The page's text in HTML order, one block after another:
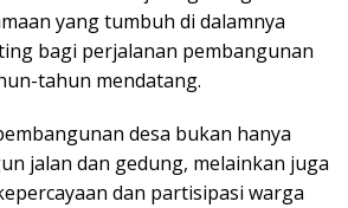
yang tumbuh di dalamnya
bagi perjalanan pembangunan
tahun mendatang.
desa bukan hanya
jalan dan gedung, melainkan juga
dan partisipasi warga